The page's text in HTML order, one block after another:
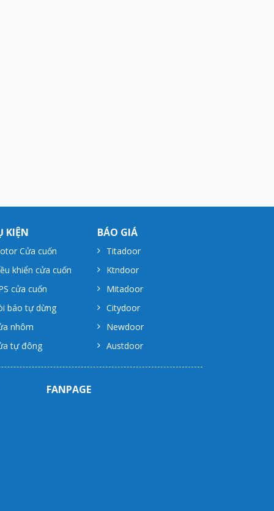
KIỆN
Cửa cuốn
khiển cửa cuốn
cửa cuốn
báo tự dừng
nhôm
tự đông
BÁO GIÁ
Titadoor
Ktndoor
Mitadoor
Citydoor
Newdoor
Austdoor
FANPAGE